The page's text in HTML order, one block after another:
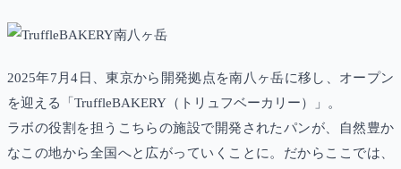
2025年7月4日、東京から開発拠点を南八ヶ岳に移し、オープン
を迎える「TruffleBAKERY（トリュフベーカリー）」。
ラボの役割を担うこちらの施設で開発されたパンが、自然豊か
なこの地から全国へと広がっていくことに。だからここでは、